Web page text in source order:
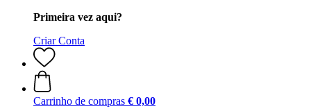
Primeira vez aqui?
Criar Conta
Carrinho de compras € 0,00